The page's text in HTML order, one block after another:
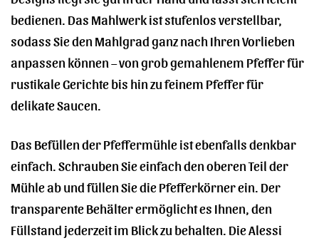
bedienen. Das Mahlwerk ist stufenlos verstellbar,
sodass Sie den Mahlgrad ganz nach Ihren Vorlieben
anpassen können – von grob gemahlenem Pfeffer für
rustikale Gerichte bis hin zu feinem Pfeffer für
delikate Saucen.
Das Befüllen der Pfeffermühle ist ebenfalls denkbar
einfach. Schrauben Sie einfach den oberen Teil der
Mühle ab und füllen Sie die Pfefferkörner ein. Der
transparente Behälter ermöglicht es Ihnen, den
Füllstand jederzeit im Blick zu behalten. Die Alessi